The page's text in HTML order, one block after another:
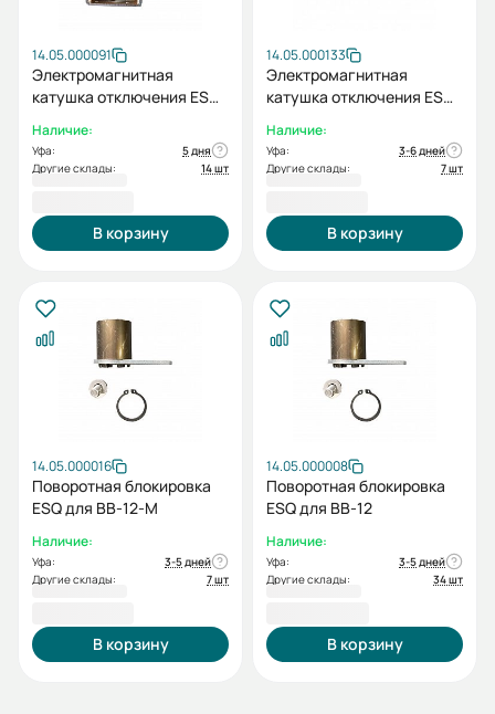
14.05.000091
Электромагнитная
катушка отключения ESQ
(цепной)
Наличие:
Уфа:
5 дня
Другие склады:
14 шт
В корзину
14.05.000133
Электромагнитная
катушка отключения ESQ
Наличие:
Уфа:
3-6 дней
Другие склады:
7 шт
В корзину
14.05.000016
Поворотная блокировка
ESQ для ВВ-12-М
Наличие:
Уфа:
3-5 дней
Другие склады:
7 шт
В корзину
14.05.000008
Поворотная блокировка
ESQ для ВВ-12
Наличие:
Уфа:
3-5 дней
Другие склады:
34 шт
В корзину